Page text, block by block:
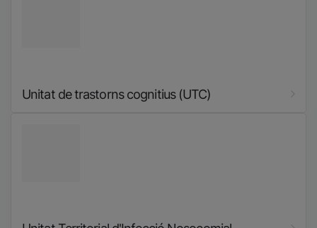
Unitat de trastorns cognitius (UTC)